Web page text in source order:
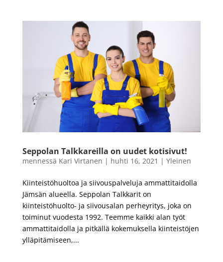
Seppolan Talkkareilla on uudet kotisivut!
mennessä Kari Virtanen | huhti 16, 2021 | Yleinen
Kiinteistöhuoltoa ja siivouspalveluja ammattitaidolla
Jämsän alueella. Seppolan Talkkarit on
kiinteistöhuolto- ja siivousalan perheyritys, joka on
toiminut vuodesta 1992. Teemme kaikki alan työt
ammattitaidolla ja pitkällä kokemuksella kiinteistöjen
ylläpitämiseen,...